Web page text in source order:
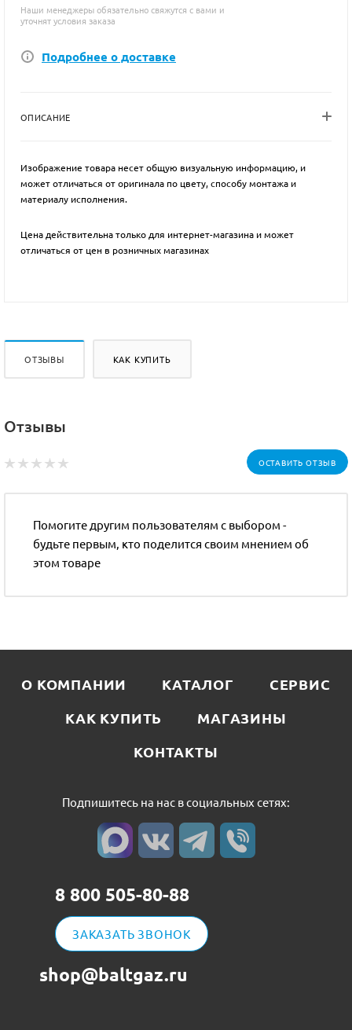
Наши менеджеры обязательно свяжутся с вами и
уточнят условия заказа
Подробнее о доставке
ОПИСАНИЕ
Изображение товара несет общую визуальную информацию, и
может отличаться от оригинала по цвету, способу монтажа и
материалу исполнения.
Цена действительна только для интернет-магазина и может
отличаться от цен в розничных магазинах
ОТЗЫВЫ КАК КУПИТЬ
Отзывы
ОСТАВИТЬ ОТЗЫВ
Помогите другим пользователям с выбором -
будьте первым, кто поделится своим мнением об
этом товаре
О КОМПАНИИ КАТАЛОГ
СЕРВИС
КАК КУПИТЬ
МАГАЗИНЫ
КОНТАКТЫ
Подпишитесь на нас в социальных сетях:
8 800 505-80-88
ЗАКАЗАТЬ ЗВОНОК
shop@baltgaz.ru